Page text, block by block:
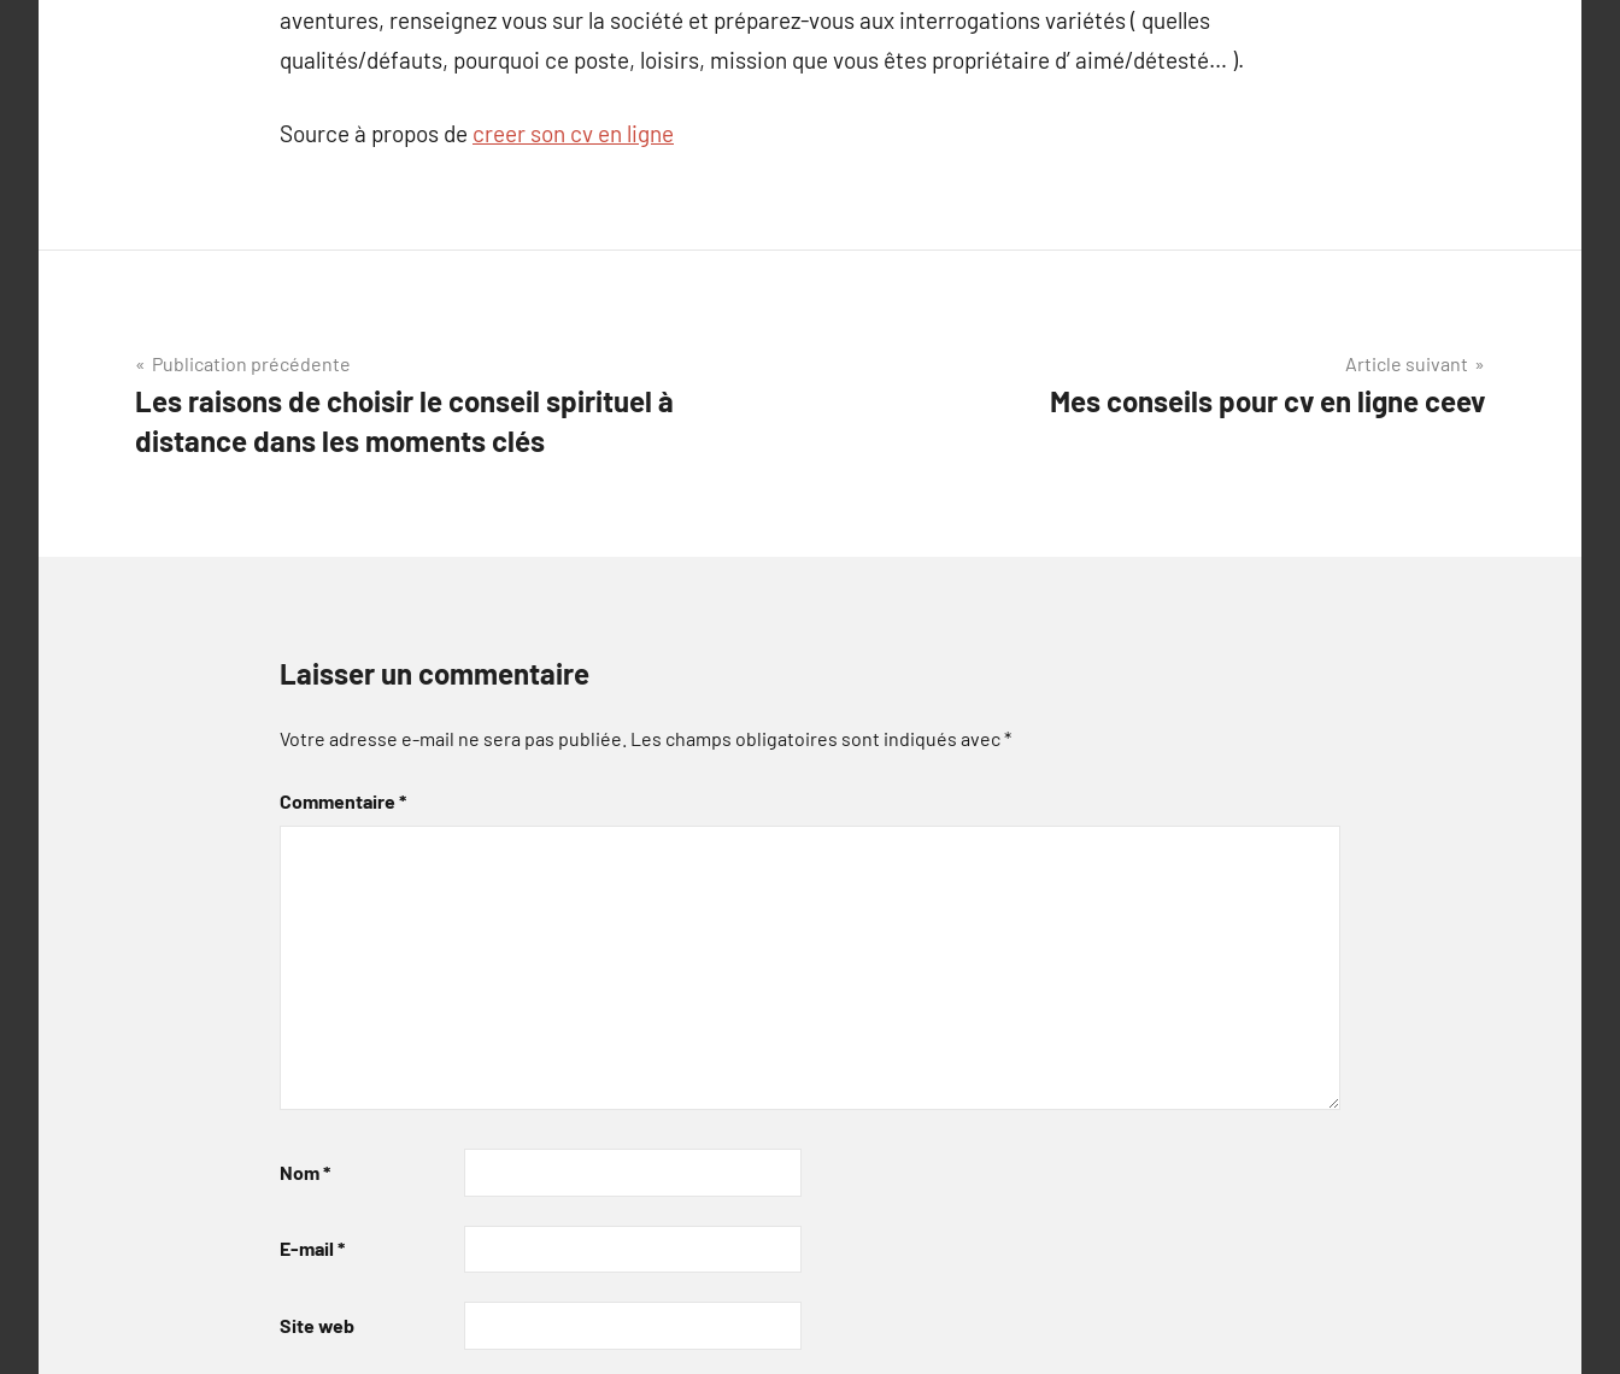
aventures, renseignez vous sur la société et préparez-vous aux interrogations variétés ( quelles
qualités/défauts, pourquoi ce poste, loisirs, mission que vous êtes propriétaire d’ aimé/détesté… ).
Source à propos de creer son cv en ligne
Navigation
de
l’article
Publication précédente
Les raisons de choisir le conseil spirituel à
distance dans les moments clés
Article suivant
Mes conseils pour cv en ligne ceev
Laisser un commentaire
Votre adresse e-mail ne sera pas publiée. Les champs obligatoires sont indiqués avec*
Commentaire*
Nom*
E-mail *
Site web